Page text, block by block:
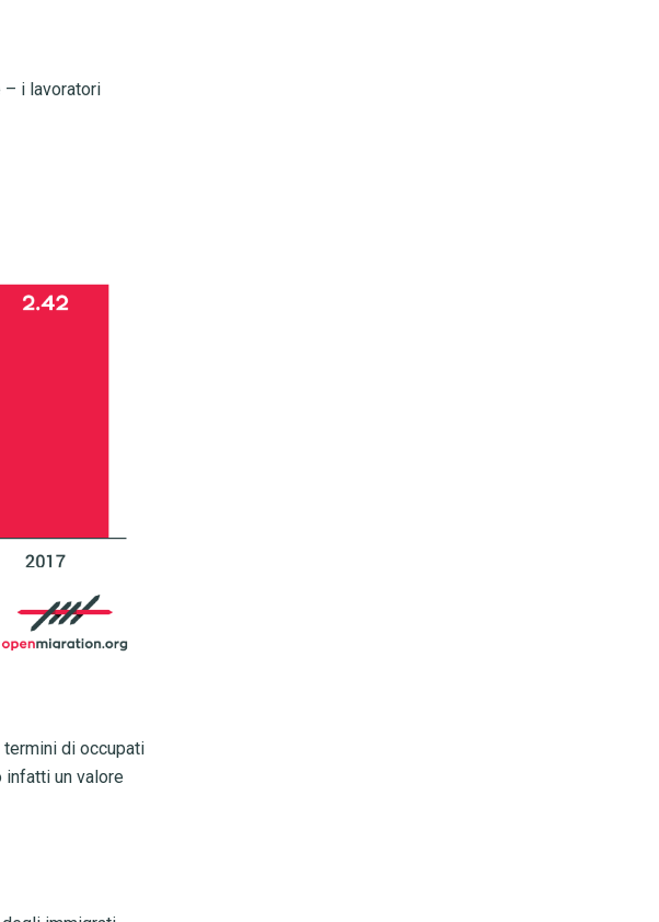
– i lavoratori
di occupati
infatti un valore